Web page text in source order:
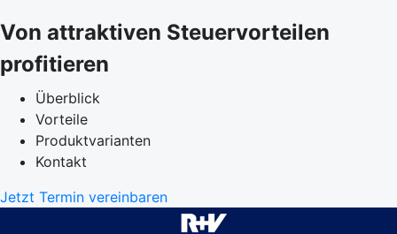
Von attraktiven Steuervorteilen
profitieren
Überblick
Vorteile
Produktvarianten
Kontakt
Jetzt Termin vereinbaren